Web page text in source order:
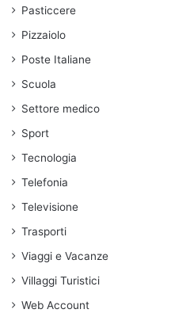
Pasticcere
Pizzaiolo
Poste Italiane
Scuola
Settore medico
Sport
Tecnologia
Telefonia
Televisione
Trasporti
Viaggi e Vacanze
Villaggi Turistici
Web Account